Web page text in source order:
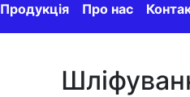
Продукція Про нас